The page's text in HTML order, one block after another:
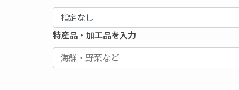
特産品・加工品を入力